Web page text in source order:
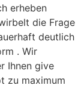
erheben
die Frage
deutlich
. Wir
Ihnen give
zu maximum